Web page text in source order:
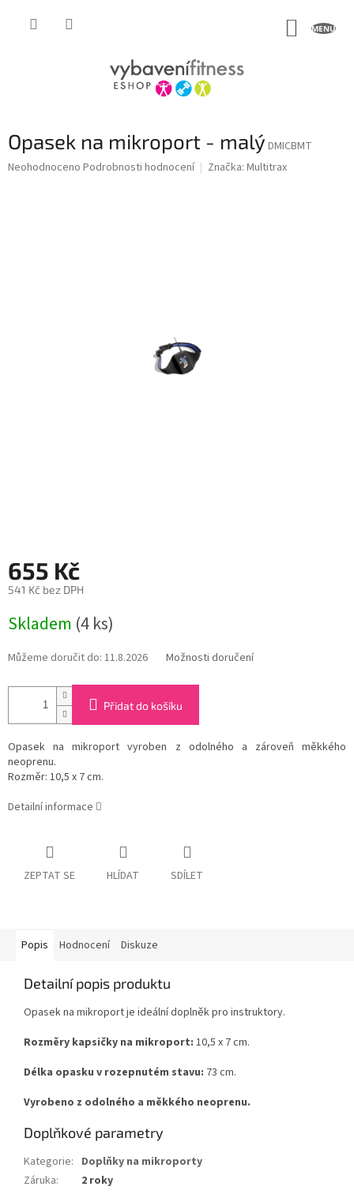
Opasek na mikroport - malý DMICBMT
Průměrné
Neohodnoceno Podrobnosti hodnocení Značka: Multitrax
655 Kč
541 Kč bez DPH
cena:
Skladem (4 ks)
Můžeme doručit do: 11.8.2026 Možnosti doručení
Přidat do košíku
Opasek na mikroport vyroben z odolného a zároveň měkkého
neoprenu.
Rozměr: 10,5 x 7 cm.
Detailní informace
ZEPTAT SE HLÍDAT SDÍLET
Popis Hodnocení Diskuze
Detailní popis produktu
Opasek na mikroport je ideální doplněk pro instruktory.
Rozměry kapsičky na mikroport: 10,5 x 7 cm.
Délka opasku v rozepnutém stavu: 73 cm.
Vyrobeno z odolného a měkkého neoprenu.
Doplňkové parametry
Kategorie: Doplňky na mikroporty
Záruka: 2 roky